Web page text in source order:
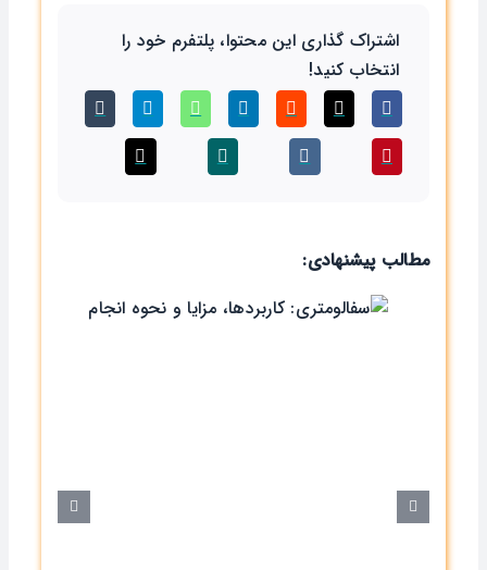
اشتراک گذاری این محتوا، پلتفرم خود را
انتخاب کنید!
مطالب پیشنهادی: